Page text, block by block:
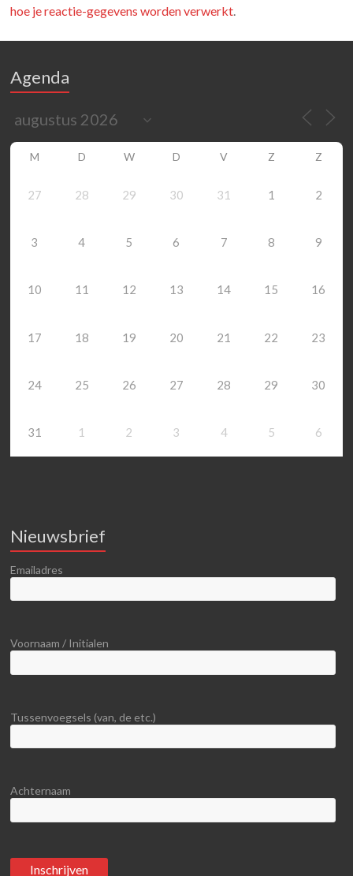
hoe je reactie-gegevens worden verwerkt.
Agenda
M D W D V Z Z
27 28 29 30 31 1 2
3 4 5 6 7 8 9
10 11 12 13 14 15 16
17 18 19 20 21 22 23
24 25 26 27 28 29 30
31 1 2 3 4 5 6
Nieuwsbrief
Emailadres
Voornaam / Initialen
Tussenvoegsels (van, de etc.)
Achternaam